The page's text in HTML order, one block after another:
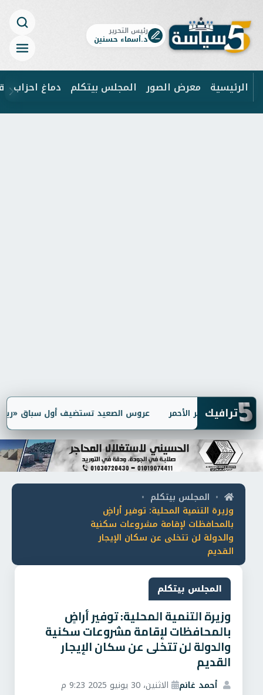
رئيس التحرير
د.أسماء حسنين
الرئيسية معرض الصور المجلس بيتكلم دماغ احزاب
5ترافيك عروس الصعيد تستضيف أول سباق «ريد بُل
• المجلس بيتكلم •
وزيرة التنمية المحلية: توفير أراضٍ
بالمحافظات لإقامة مشروعات سكنية
والدولة لن تتخلى عن سكان الإيجار
القديم
المجلس بيتكلم
وزيرة التنمية المحلية: توفير أراضٍ
بالمحافظات لإقامة مشروعات سكنية
والدولة لن تتخلى عن سكان الإيجار
القديم
أحمد غانم الاثنين، 30 يونيو 2025 9:23 م